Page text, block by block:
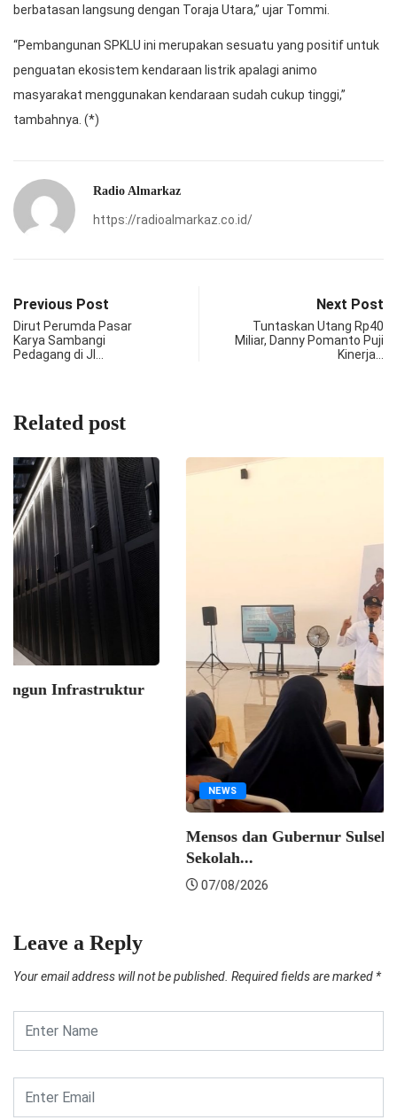
berbatasan langsung dengan Toraja Utara,” ujar Tommi.
“Pembangunan SPKLU ini merupakan sesuatu yang positif untuk
penguatan ekosistem kendaraan listrik apalagi animo
masyarakat menggunakan kendaraan sudah cukup tinggi,”
tambahnya. (*)
Radio Almarkaz
https://radioalmarkaz.co.id/
Previous Post
Dirut Perumda Pasar
Karya Sambangi
Pedagang di Jl…
Next Post
Tuntaskan Utang Rp40
Miliar, Danny Pomanto Puji
Kinerja…
Related post
Indosat Luncurkan Zankore, Bangun Infrastruktur
Leave a Reply
Your email address will not be published. Required fields are marked *